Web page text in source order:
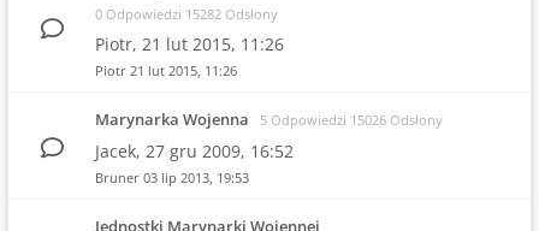
0 Odpowiedzi 15282 Odsłony
Piotr, 21 lut 2015, 11:26
Piotr 21 lut 2015, 11:26
Marynarka Wojenna 5 Odpowiedzi 15026 Odsłony
Jacek, 27 gru 2009, 16:52
Bruner 03 lip 2013, 19:53
Jednostki Marynarki Wojennej